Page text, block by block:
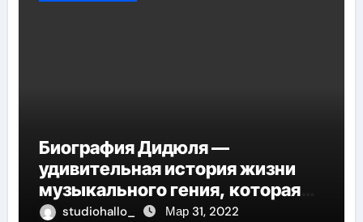
Биография Дидюля —
удивительная история жизни
музыкального гения, которая
проникнет в самые глубины
studiohallo_ Мар 31, 2022